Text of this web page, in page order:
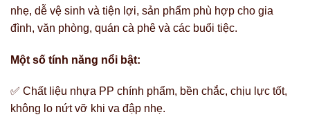
nhẹ, dễ vệ sinh và tiện lợi, sản phẩm phù hợp cho gia
đình, văn phòng, quán cà phê và các buổi tiệc.
Một số tính năng nổi bật:
✅ Chất liệu nhựa PP chính phẩm, bền chắc, chịu lực tốt,
không lo nứt vỡ khi va đập nhẹ.